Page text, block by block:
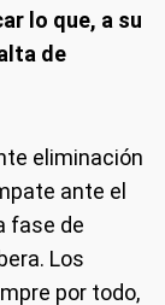
lo que, a su
de
eliminación
ante el
fase de
Los
por todo,